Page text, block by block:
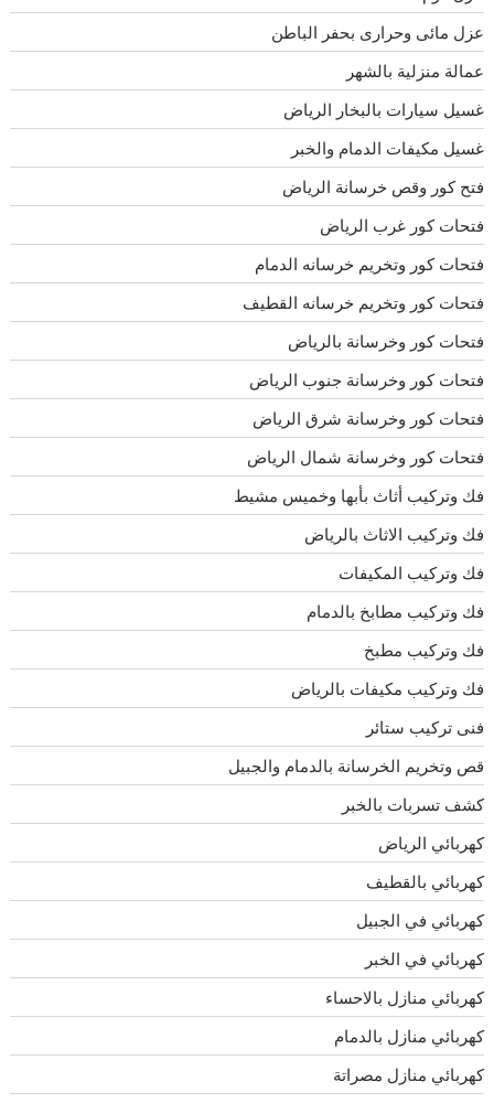
عزل مائى وحرارى بحفر الباطن
عمالة منزلية بالشهر
غسيل سيارات بالبخار الرياض
غسيل مكيفات الدمام والخبر
فتح كور وقص خرسانة الرياض
فتحات كور غرب الرياض
فتحات كور وتخريم خرسانه الدمام
فتحات كور وتخريم خرسانه القطيف
فتحات كور وخرسانة بالرياض
فتحات كور وخرسانة جنوب الرياض
فتحات كور وخرسانة شرق الرياض
فتحات كور وخرسانة شمال الرياض
فك وتركيب أثاث بأبها وخميس مشيط
فك وتركيب الاثاث بالرياض
فك وتركيب المكيفات
فك وتركيب مطابخ بالدمام
فك وتركيب مطبخ
فك وتركيب مكيفات بالرياض
فنى تركيب ستائر
قص وتخريم الخرسانة بالدمام والجبيل
كشف تسربات بالخبر
كهربائي الرياض
كهربائي بالقطيف
كهربائي في الجبيل
كهربائي في الخبر
كهربائي منازل بالاحساء
كهربائي منازل بالدمام
كهربائي منازل مصراتة